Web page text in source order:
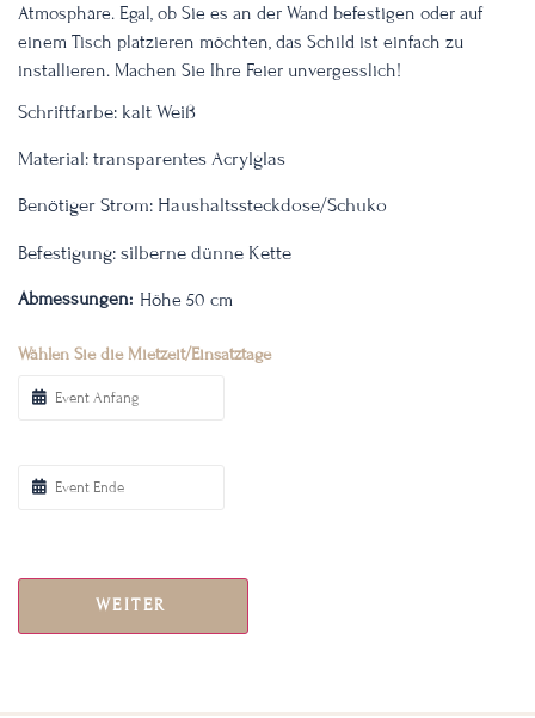
Atmosphäre. Egal, ob Sie es an der Wand befestigen oder auf
einem Tisch platzieren möchten, das Schild ist einfach zu
installieren. Machen Sie Ihre Feier unvergesslich!
Schriftfarbe: kalt Weiß
Material: transparentes Acrylglas
Benötiger Strom: Haushaltssteckdose/Schuko
Befestigung: silberne dünne Kette
Abmessungen: Höhe 50 cm
Wählen Sie die Mietzeit/Einsatztage
WEITER